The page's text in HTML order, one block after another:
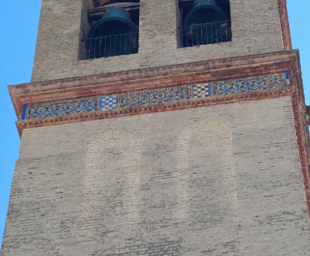
La peregrinación había sido presentada
públicamente el pasado 13 de mayo en la capilla de
la Vera Cruz, coincidiendo con la festividad de
Nuestra Señora del Rosario de Fátima. Aquel acto
estuvo acompañado por el rezo del rosario por las
calles de la feligresía de San Juan, mostrando la
estrecha vinculación que la corporación mantiene
con esta advocación mariana.